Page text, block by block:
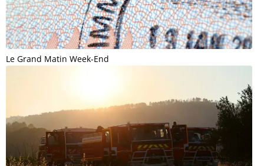
Le Grand Matin Week-End